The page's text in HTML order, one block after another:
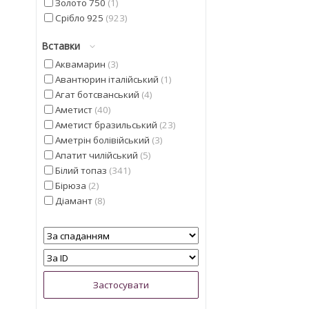
Золото 750 1
Срібло 925 923
Вставки
Аквамарин 3
Авантюрин італійський 1
Агат ботсванський 4
Аметист 40
Аметист бразильський 23
Аметрін болівійський 3
Апатит чилійський 5
Білий топаз 341
Бірюза 2
Діамант 8
Гранат мозамбіцкій 11
Діаспор 30
Діопсид альберта
Смарагд 4